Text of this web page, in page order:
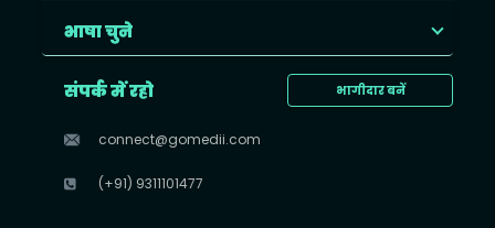
भाषा चुने
भागीदार बनें
संपर्क में रहो
connect@gomedii.com
(+91) 9311101477